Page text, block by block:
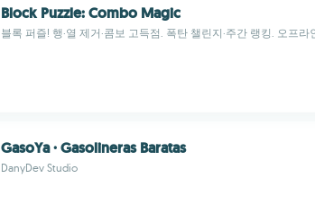
Block Puzzle: Combo Magic
블록 퍼즐! 행·열 제거·콤보 고득점. 폭탄 챌린지·주간 랭킹. 오프라
GasoYa · Gasolineras Baratas
DanyDev Studio